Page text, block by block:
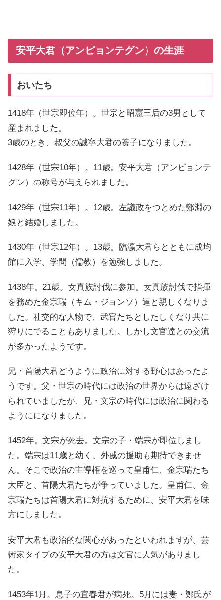
安平大君（アンピョンテグン）の生涯
おいたち
1418年（世宗即位年）。世宗と昭憲王后の3男として
産まれました。
3歳のとき、叔父の誠寧大君の養子になりました。
1428年（世宗10年）。11歳。安平大君（アンピョンテ
グン）の称号が与えられました。
1429年（世宗11年）。12歳。左議政をつとめた鄭淵の
娘と結婚しました。
1430年（世宗12年）。13歳。臨瀛大君らとともに成均
館に入学、学問（儒教）を勉強しました。
1438年。21歳。女真族討伐に参加。女真族討伐で指揮
を務めた金宗瑞（キム・ジョンソ）達と親しくなりま
した。社交的な人物で、武官たちとしたしくなり共に
狩りにでることもありました。しかし文官達との交流
が多かったようです。
兄・首陽大君どうように政治に対する野心はあったよ
うです。父・世宗の時代には政治の世界からは遠ざけ
られていましたが、兄・文宗の時代には政治に関わる
ようにになりました。
1452年。文宗が死去。文宗の子・端宗が即位しまし
た。端宗は11歳と幼く、外戚の援助も期待できませ
ん。そこで政治の主導権を巡って皇甫仁、金宗瑞たち
大臣と、首陽大君たちが争っていました。皇甫仁、金
宗瑞たちは首陽大君に対抗するために、安平大君を味
方にしました。
安平大君も政治的な関心があったといわれますが、芸
術家タイプの安平大君の方は文官に人気がありまし
た。
1453年1月。息子の宜春君が病死。5月には妻・鄭氏が